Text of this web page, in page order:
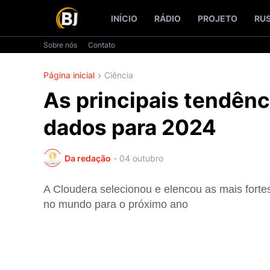
INÍCIO RÁDIO PROJETO
Sobre nós Contato
Página inicial Ciência
As principais
dados para 2024
Da redação - 04 outubro
A Cloudera selecionou e elencou as mais
no mundo para o próximo ano